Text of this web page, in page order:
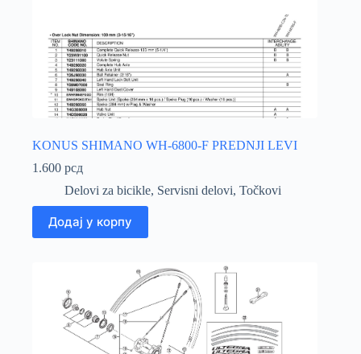
KONUS SHIMANO WH-6800-F PREDNJI LEVI
1.600 рсд
Delovi za bicikle, Servisni delovi, Točkovi
Додај у корпу